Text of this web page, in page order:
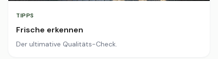
TIPPS
Frische erkennen
Der ultimative Qualitäts-Check.